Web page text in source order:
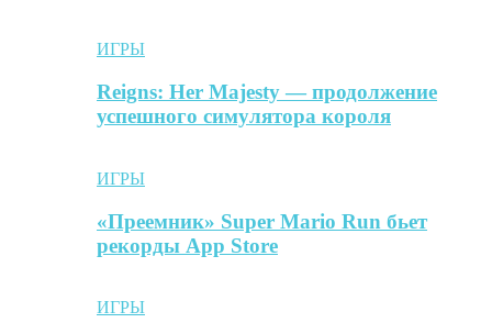
ИГРЫ
Reigns: Her Majesty — продолжение
успешного симулятора короля
ИГРЫ
«Преемник» Super Mario Run бьет
рекорды App Store
ИГРЫ